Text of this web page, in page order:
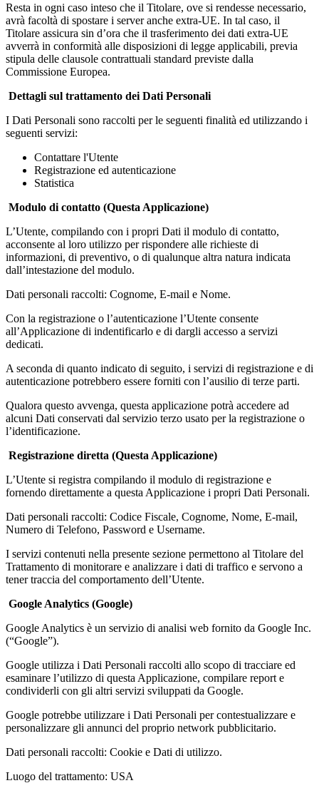
Resta in ogni caso inteso che il Titolare, ove si rendesse necessario,
avrà facoltà di spostare i server anche extra-UE. In tal caso, il
Titolare assicura sin d’ora che il trasferimento dei dati extra-UE
avverrà in conformità alle disposizioni di legge applicabili, previa
stipula delle clausole contrattuali standard previste dalla
Commissione Europea.
Dettagli sul trattamento dei Dati Personali
I Dati Personali sono raccolti per le seguenti finalità ed utilizzando i
seguenti servizi:
Contattare l'Utente
Registrazione ed autenticazione
Statistica
Modulo di contatto (Questa Applicazione)
L’Utente, compilando con i propri Dati il modulo di contatto,
acconsente al loro utilizzo per rispondere alle richieste di
informazioni, di preventivo, o di qualunque altra natura indicata
dall’intestazione del modulo.
Dati personali raccolti: Cognome, E-mail e Nome.
Con la registrazione o l’autenticazione l’Utente consente
all’Applicazione di indentificarlo e di dargli accesso a servizi
dedicati.
A seconda di quanto indicato di seguito, i servizi di registrazione e di
autenticazione potrebbero essere forniti con l’ausilio di terze parti.
Qualora questo avvenga, questa applicazione potrà accedere ad
alcuni Dati conservati dal servizio terzo usato per la registrazione o
l’identificazione.
Registrazione diretta (Questa Applicazione)
L’Utente si registra compilando il modulo di registrazione e
fornendo direttamente a questa Applicazione i propri Dati Personali.
Dati personali raccolti: Codice Fiscale, Cognome, Nome, E-mail,
Numero di Telefono, Password e Username.
I servizi contenuti nella presente sezione permettono al Titolare del
Trattamento di monitorare e analizzare i dati di traffico e servono a
tener traccia del comportamento dell’Utente.
Google Analytics (Google)
Google Analytics è un servizio di analisi web fornito da Google Inc.
(“Google”).
Google utilizza i Dati Personali raccolti allo scopo di tracciare ed
esaminare l’utilizzo di questa Applicazione, compilare report e
condividerli con gli altri servizi sviluppati da Google.
Google potrebbe utilizzare i Dati Personali per contestualizzare e
personalizzare gli annunci del proprio network pubblicitario.
Dati personali raccolti: Cookie e Dati di utilizzo.
Luogo del trattamento: USA